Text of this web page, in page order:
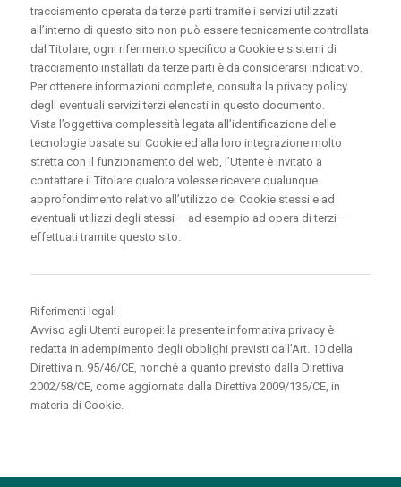
tracciamento operata da terze parti tramite i servizi utilizzati
all’interno di questo sito non può essere tecnicamente controllata
dal Titolare, ogni riferimento specifico a Cookie e sistemi di
tracciamento installati da terze parti è da considerarsi indicativo.
Per ottenere informazioni complete, consulta la privacy policy
degli eventuali servizi terzi elencati in questo documento.
Vista l’oggettiva complessità legata all’identificazione delle
tecnologie basate sui Cookie ed alla loro integrazione molto
stretta con il funzionamento del web, l’Utente è invitato a
contattare il Titolare qualora volesse ricevere qualunque
approfondimento relativo all’utilizzo dei Cookie stessi e ad
eventuali utilizzi degli stessi – ad esempio ad opera di terzi –
effettuati tramite questo sito.
Riferimenti legali
Avviso agli Utenti europei: la presente informativa privacy è
redatta in adempimento degli obblighi previsti dall’Art. 10 della
Direttiva n. 95/46/CE, nonché a quanto previsto dalla Direttiva
2002/58/CE, come aggiornata dalla Direttiva 2009/136/CE, in
materia di Cookie.